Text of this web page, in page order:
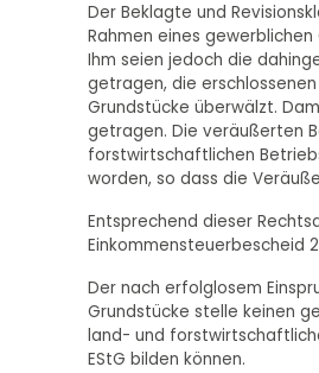
Der Beklagte und
Rahmen eines
Ihm seien jedoch die
getragen, die
Grundstücke überwälzt.
getragen. Die veräußerten
forstwirtschaftlichen
worden, so dass die
Entsprechend dieser
Einkommensteuerbescheid
Der nach erfolglosem
Grundstücke stelle keinen
land- und
EStG bilden können.